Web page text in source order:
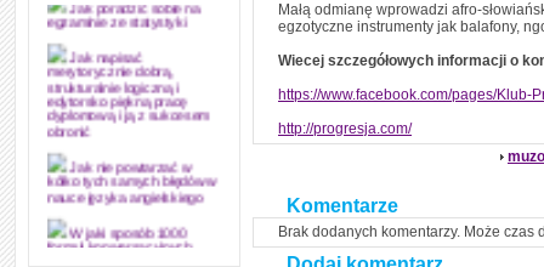
Jak poradzić sobie na
egzaminie ze statystyki
Jak napisać
merytorycznie dobrą,
strukturalnie logiczną i
edytorsko piękną pracę
dyplomową i ją z sukcesem
obronić
Jak nie powtarzać w
kółko tych samych błędów w
nauce języka angielskiego
W jaki sposób 1000
formuł konwersacyjnych
Małą odmianę wprowadzi afro-
egzotyczne instrumenty jak balafony,
Wiecej szczegółowych informacji o
https://www.facebook.com/pages/Klub-
http://progresja.com/
Komentarze
Brak dodanych komentarzy. Może czas